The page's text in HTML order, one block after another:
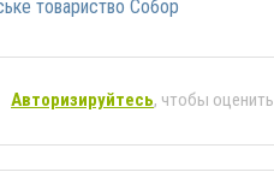
товариство Собор
Авторизируйтесь, чтобы оценить